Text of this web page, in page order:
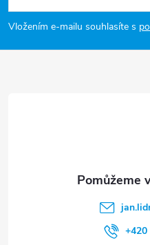
í
p
pVložením e-mailu souhlasíte s
+420